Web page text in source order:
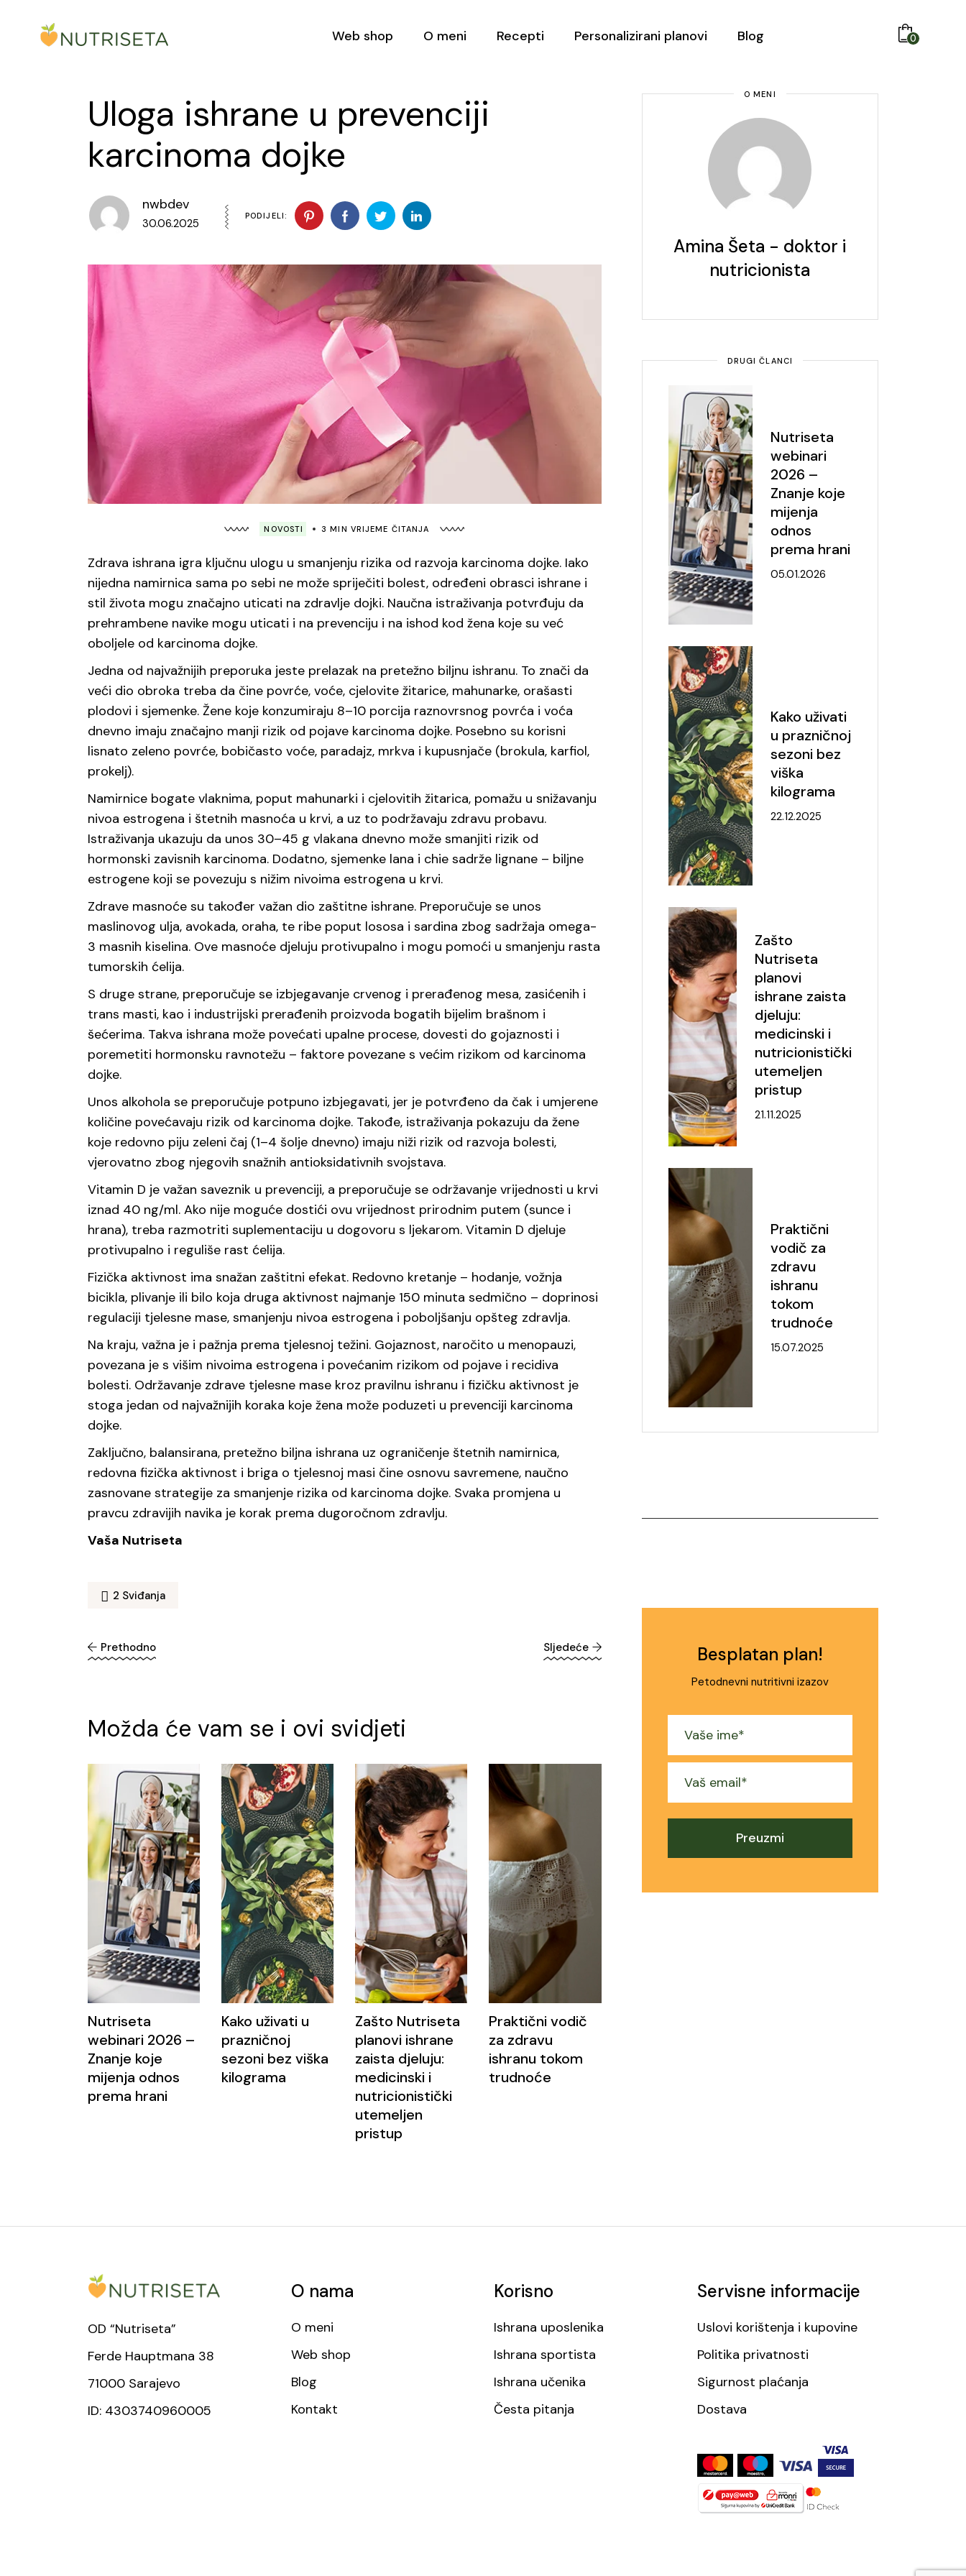
content Web shop O meni Recepti Personalizirani planovi Blog 0
Uloga ishrane u prevenciji
karcinoma dojke
nwbdev
30.06.2025
PODIJELI:
NOVOSTI 3 MIN VRIJEME ČITANJA
Zdrava ishrana igra ključnu ulogu u smanjenju rizika od razvoja karcinoma dojke. Iako
nijedna namirnica sama po sebi ne može spriječiti bolest, određeni obrasci ishrane i
stil života mogu značajno uticati na zdravlje dojki. Naučna istraživanja potvrđuju da
prehrambene navike mogu uticati i na prevenciju i na ishod kod žena koje su već
oboljele od karcinoma dojke.
Jedna od najvažnijih preporuka jeste prelazak na pretežno biljnu ishranu. To znači da
veći dio obroka treba da čine povrće, voće, cjelovite žitarice, mahunarke, orašasti
plodovi i sjemenke. Žene koje konzumiraju 8–10 porcija raznovrsnog povrća i voća
dnevno imaju značajno manji rizik od pojave karcinoma dojke. Posebno su korisni
lisnato zeleno povrće, bobičasto voće, paradajz, mrkva i kupusnjače (brokula, karfiol,
prokelj).
Namirnice bogate vlaknima, poput mahunarki i cjelovitih žitarica, pomažu u snižavanju
nivoa estrogena i štetnih masnoća u krvi, a uz to podržavaju zdravu probavu.
Istraživanja ukazuju da unos 30–45 g vlakana dnevno može smanjiti rizik od
hormonski zavisnih karcinoma. Dodatno, sjemenke lana i chie sadrže lignane – biljne
estrogene koji se povezuju s nižim nivoima estrogena u krvi.
Zdrave masnoće su također važan dio zaštitne ishrane. Preporučuje se unos
maslinovog ulja, avokada, oraha, te ribe poput lososa i sardina zbog sadržaja omega-
3 masnih kiselina. Ove masnoće djeluju protivupalno i mogu pomoći u smanjenju rasta
tumorskih ćelija.
S druge strane, preporučuje se izbjegavanje crvenog i prerađenog mesa, zasićenih i
trans masti, kao i industrijski prerađenih proizvoda bogatih bijelim brašnom i
šećerima. Takva ishrana može povećati upalne procese, dovesti do gojaznosti i
poremetiti hormonsku ravnotežu – faktore povezane s većim rizikom od karcinoma
dojke.
Unos alkohola se preporučuje potpuno izbjegavati, jer je potvrđeno da čak i umjerene
količine povećavaju rizik od karcinoma dojke. Takođe, istraživanja pokazuju da žene
koje redovno piju zeleni čaj (1–4 šolje dnevno) imaju niži rizik od razvoja bolesti,
vjerovatno zbog njegovih snažnih antioksidativnih svojstava.
Vitamin D je važan saveznik u prevenciji, a preporučuje se održavanje vrijednosti u krvi
iznad 40 ng/ml. Ako nije moguće dostići ovu vrijednost prirodnim putem (sunce i
hrana), treba razmotriti suplementaciju u dogovoru s ljekarom. Vitamin D djeluje
protivupalno i reguliše rast ćelija.
Fizička aktivnost ima snažan zaštitni efekat. Redovno kretanje – hodanje, vožnja
bicikla, plivanje ili bilo koja druga aktivnost najmanje 150 minuta sedmično – doprinosi
regulaciji tjelesne mase, smanjenju nivoa estrogena i poboljšanju opšteg zdravlja.
Na kraju, važna je i pažnja prema tjelesnoj težini. Gojaznost, naročito u menopauzi,
povezana je s višim nivoima estrogena i povećanim rizikom od pojave i recidiva
bolesti. Održavanje zdrave tjelesne mase kroz pravilnu ishranu i fizičku aktivnost je
stoga jedan od najvažnijih koraka koje žena može poduzeti u prevenciji karcinoma
dojke.
Zaključno, balansirana, pretežno biljna ishrana uz ograničenje štetnih namirnica,
redovna fizička aktivnost i briga o tjelesnoj masi čine osnovu savremene, naučno
zasnovane strategije za smanjenje rizika od karcinoma dojke. Svaka promjena u
pravcu zdravijih navika je korak prema dugoročnom zdravlju.
Vaša Nutriseta
2 Sviđanja
Prethodno Sljedeće
Možda će vam se i ovi svidjeti
Nutriseta
webinari 2026 –
Znanje koje
mijenja odnos
prema hrani
Kako uživati u
prazničnoj
sezoni bez viška
kilograma
Zašto Nutriseta
planovi ishrane
zaista djeluju:
medicinski i
nutricionistički
utemeljen
pristup
Praktični vodič
za zdravu
ishranu tokom
trudnoće
O MENI
Amina Šeta - doktor i
nutricionista
DRUGI ČLANCI
Nutriseta
webinari
2026 –
Znanje koje
mijenja
odnos
prema hrani
05.01.2026
Kako uživati
u prazničnoj
sezoni bez
viška
kilograma
22.12.2025
Zašto
Nutriseta
planovi
ishrane zaista
djeluju:
medicinski i
nutricionistički
utemeljen
pristup
21.11.2025
Praktični
vodič za
zdravu
ishranu
tokom
trudnoće
15.07.2025
Besplatan plan!
Petodnevni nutritivni izazov
Preuzmi
OD “Nutriseta”
Ferde Hauptmana 38
71000 Sarajevo
ID: 4303740960005
O nama
O meni
Web shop
Blog
Kontakt
Korisno
Ishrana uposlenika
Ishrana sportista
Ishrana učenika
Česta pitanja
Servisne informacije
Uslovi korištenja i kupovine
Politika privatnosti
Sigurnost plaćanja
Dostava